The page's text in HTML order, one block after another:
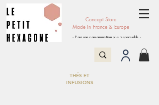
Concept Store
Made in France & Europe
- Pour une consommation plus responsable -
THÉS ET
INFUSIONS